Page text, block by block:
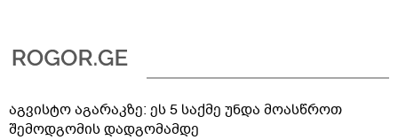
აგვისტო აგარაკზე: ეს 5 საქმე უნდა მოასწროთ
შემოდგომის დადგომამდე